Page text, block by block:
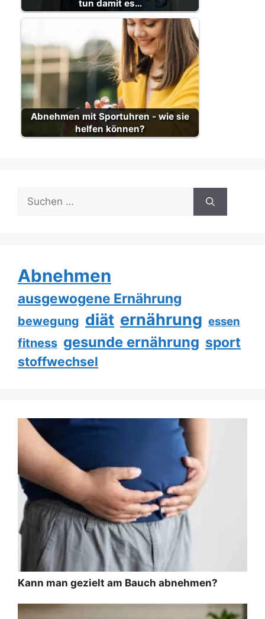
tun damit es…
Abnehmen mit Sportuhren - wie sie
helfen können?
Suche
nach:
Abnehmen
ausgewogene Ernährung
bewegung diät ernährung essen
fitness gesunde ernährung sport
stoffwechsel
Kann man gezielt am Bauch abnehmen?